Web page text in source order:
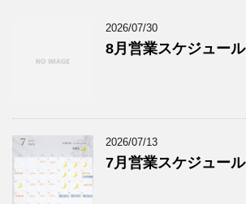
2026/07/30
8月営業スケジュール
2026/07/13
7月営業スケジュール